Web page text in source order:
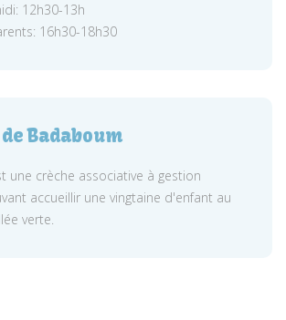
12h30-13h
16h30-18h30
Badaboum
une crèche associative à gestion
accueillir une vingtaine d'enfant au
verte.